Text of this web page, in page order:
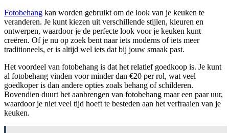
Fotobehang kan worden gebruikt om de look van je keuken te
veranderen. Je kunt kiezen uit verschillende stijlen, kleuren en
ontwerpen, waardoor je de perfecte look voor je keuken kunt
creëren. Of je nu op zoek bent naar iets moderns of iets meer
traditioneels, er is altijd wel iets dat bij jouw smaak past.
Het voordeel van fotobehang is dat het relatief goedkoop is. Je kunt
al fotobehang vinden voor minder dan €20 per rol, wat veel
goedkoper is dan andere opties zoals behang of schilderen.
Bovendien duurt het aanbrengen van fotobehang maar een paar uur,
waardoor je niet veel tijd hoeft te besteden aan het verfraaien van je
keuken.